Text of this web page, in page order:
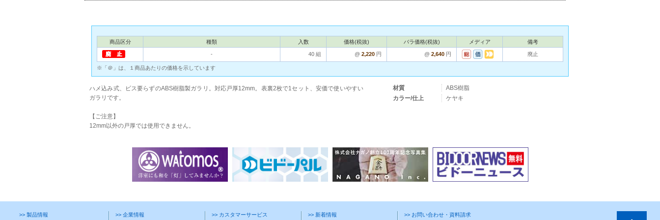
商品区分 種類 入数 価格(税抜) バラ価格(税抜) メディア 備考
‐ 40 組 @ 2,220 円 @ 2,640 円 廃止
※「＠」は、１商品あたりの価格を示しています
ハメ込み式、ビス要らずのABS樹脂製ガラリ。対応戸厚12mm。表裏2枚で1セット、安価で使いやすい
ガラリです。
【ご注意】
12mm以外の戸厚では使用できません。
材質
ABS樹脂
カラー/仕上
ケヤキ
>> 製品情報 >> 企業情報 >> カスタマーサービス >> 新着情報 >> お問い合わせ・資料請求